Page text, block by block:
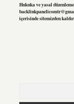
Hukuka ve yasal
içerisinde sitemizden